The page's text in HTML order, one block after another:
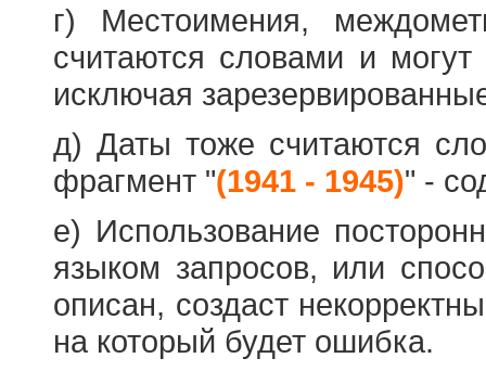
г) Местоимения,
считаются словами и могут
исключая
д) Даты тоже считаются
фрагмент "(1941 - 1945)" -
е) Использование
языком запросов, или
описан, создаст
на который будет ошибка.